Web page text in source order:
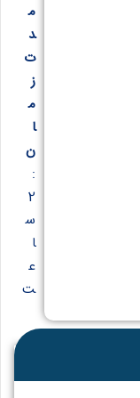
م
د
ت
ز
م
ا
ن
:
2
س
ا
ع
ت